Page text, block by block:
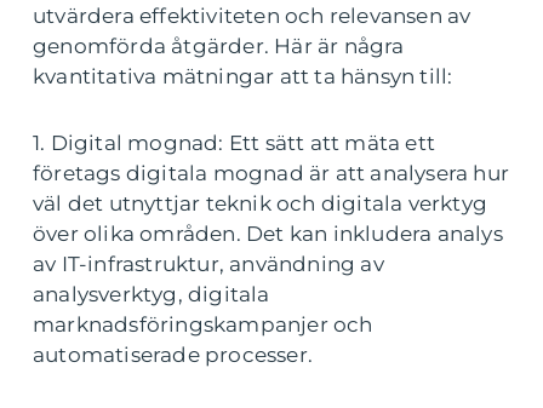
utvärdera effektiviteten och relevansen av
genomförda åtgärder. Här är några
kvantitativa mätningar att ta hänsyn till:
1. Digital mognad: Ett sätt att mäta ett
företags digitala mognad är att analysera hur
väl det utnyttjar teknik och digitala verktyg
över olika områden. Det kan inkludera analys
av IT-infrastruktur, användning av
analysverktyg, digitala
marknadsföringskampanjer och
automatiserade processer.